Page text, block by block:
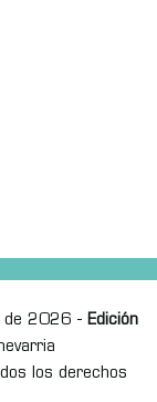
de 2026 - Edición
los derechos